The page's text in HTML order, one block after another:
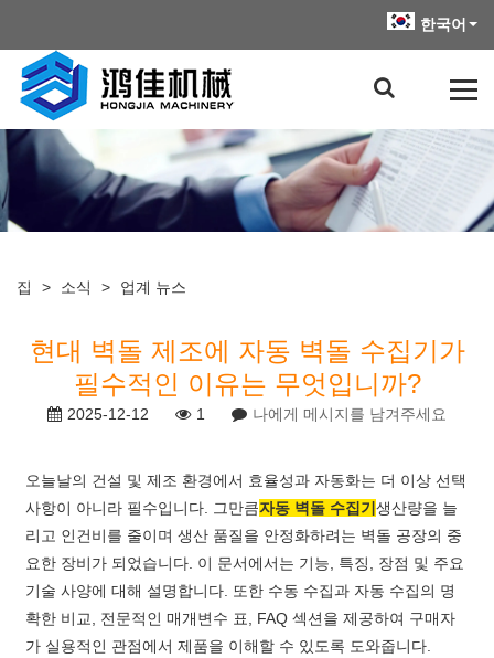
한국어
집 > 소식 > 업계 뉴스
현대 벽돌 제조에 자동 벽돌 수집기가
필수적인 이유는 무엇입니까?
2025-12-12 1 나에게 메시지를 남겨주세요
오늘날의 건설 및 제조 환경에서 효율성과 자동화는 더 이상 선택
사항이 아니라 필수입니다. 그만큼자동 벽돌 수집기생산량을 늘
리고 인건비를 줄이며 생산 품질을 안정화하려는 벽돌 공장의 중
요한 장비가 되었습니다. 이 문서에서는 기능, 특징, 장점 및 주요
기술 사양에 대해 설명합니다. 또한 수동 수집과 자동 수집의 명
확한 비교, 전문적인 매개변수 표, FAQ 섹션을 제공하여 구매자
가 실용적인 관점에서 제품을 이해할 수 있도록 도와줍니다.